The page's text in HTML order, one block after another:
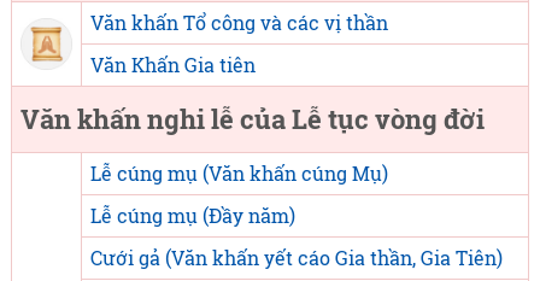
Văn khấn Tổ công và các vị thần
Văn Khấn Gia tiên
Văn khấn nghi lễ của Lễ tục vòng đời
Lễ cúng mụ (Văn khấn cúng Mụ)
Lễ cúng mụ (Đầy năm)
Cưới gả (Văn khấn yết cáo Gia thần, Gia Tiên)